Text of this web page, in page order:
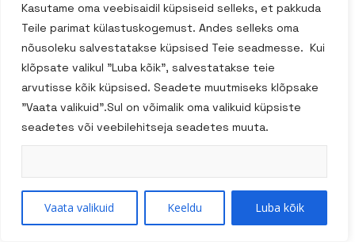
Kasutame oma veebisaidil küpsiseid selleks, et pakkuda
Teile parimat külastuskogemust. Andes selleks oma
nõusoleku salvestatakse küpsised Teie seadmesse. Kui
klõpsate valikul "Luba kõik", salvestatakse teie
arvutisse kõik küpsised. Seadete muutmiseks klõpsake
"Vaata valikuid".Sul on võimalik oma valikuid küpsiste
seadetes või veebilehitseja seadetes muuta.
Vaata valikuid Keeldu Luba kõik
Louis Doe
“Groffer always has a unique selection of items I don’t
normally see in the store. Their produce is top-
notch.”
Otsi